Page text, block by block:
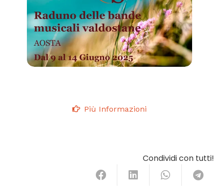
Più Informazioni
Condividi con tutti!